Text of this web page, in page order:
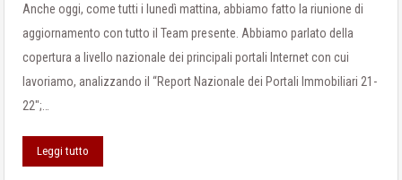
Anche oggi, come tutti i lunedì mattina, abbiamo fatto la riunione di
aggiornamento con tutto il Team presente. Abbiamo parlato della
copertura a livello nazionale dei principali portali Internet con cui
lavoriamo, analizzando il “Report Nazionale dei Portali Immobiliari 21-
22″;…
Leggi tutto